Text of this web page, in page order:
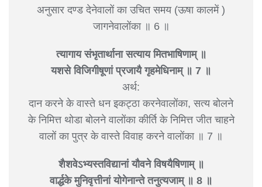
अनुसार दण्ड देनेवालों का उचित समय (ऊषा कालमें )
जागनेवालोंका ॥ 6 ॥
त्यागाय संभृतार्थाना सत्याय मितभाषिणाम् ॥
यशसे विजिगीषूणां प्रजायै गृहमेधिनाम् ॥ 7 ॥
अर्थ:
दान करने के वास्ते धन इकट्ठा करनेवालोंका, सत्य बोलने
के निमित्त थोडा बोलने वालोंका कीर्ति के निमित्त जीत चाहने
वालों का पुत्र के वास्ते विवाह करने वालोंका ॥ 7 ॥
शैशवेऽभ्यस्तविद्यानां यौवने विषयैषिणाम् ॥
वार्द्धके मुनिवृत्तीनां योगेनान्ते तनुत्यजाम् ॥ 8 ॥